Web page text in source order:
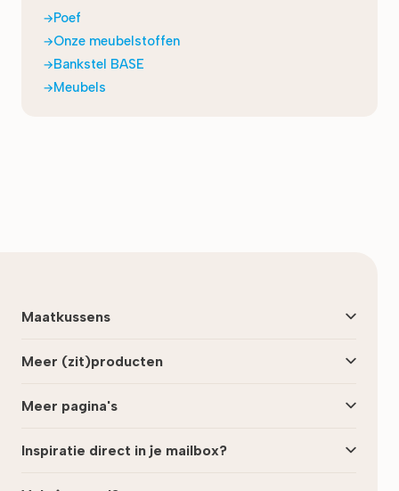
Poef
Onze meubelstoffen
Bankstel BASE
Meubels
Maatkussens
Meer (zit)producten
Meer pagina's
Inspiratie direct in je mailbox?